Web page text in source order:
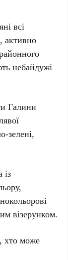
всі
активно
небайдужі
Галини
зелені,
із
візерунком.
хто може